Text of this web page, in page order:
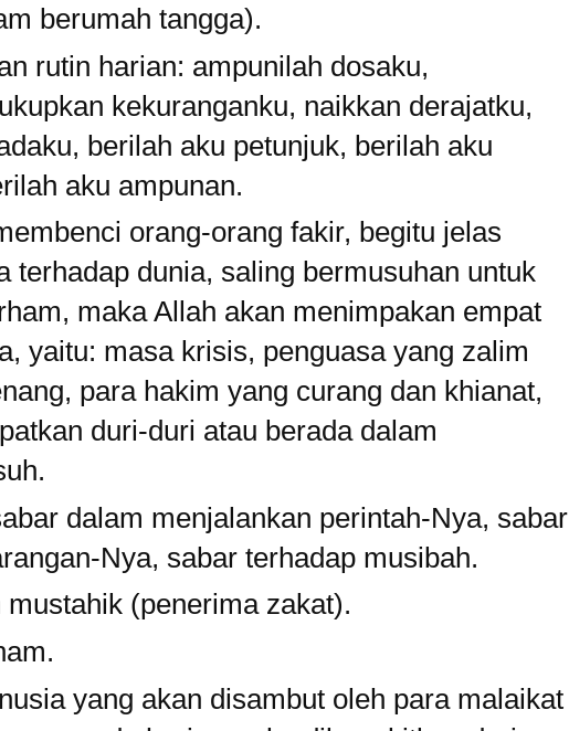
berumah tangga).
rutin harian: ampunilah dosaku,
kekuranganku, naikkan derajatku,
berilah aku petunjuk, berilah aku
aku ampunan.
orang-orang fakir, begitu jelas
terhadap dunia, saling bermusuhan untuk
maka Allah akan menimpakan empat
yaitu: masa krisis, penguasa yang zalim
para hakim yang curang dan khianat,
duri-duri atau berada dalam
dalam menjalankan perintah-Nya, sabar
Nya, sabar terhadap musibah.
(penerima zakat).
yang akan disambut oleh para malaikat